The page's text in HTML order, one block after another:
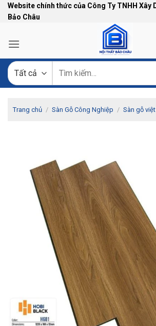
Bỏ
qua
dung
Website chính thức của Công Ty TNHH Xây
Bảo Châu
kiếm:
Trang chủ / Sàn Gỗ Công Nghiệp / Sàn gỗ